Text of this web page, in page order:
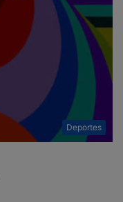
Deportes